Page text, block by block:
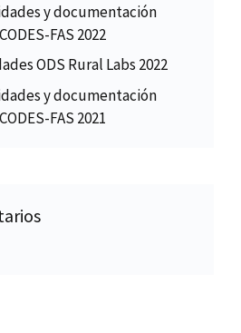
y documentación
FAS 2022
ODS Rural Labs 2022
y documentación
FAS 2021